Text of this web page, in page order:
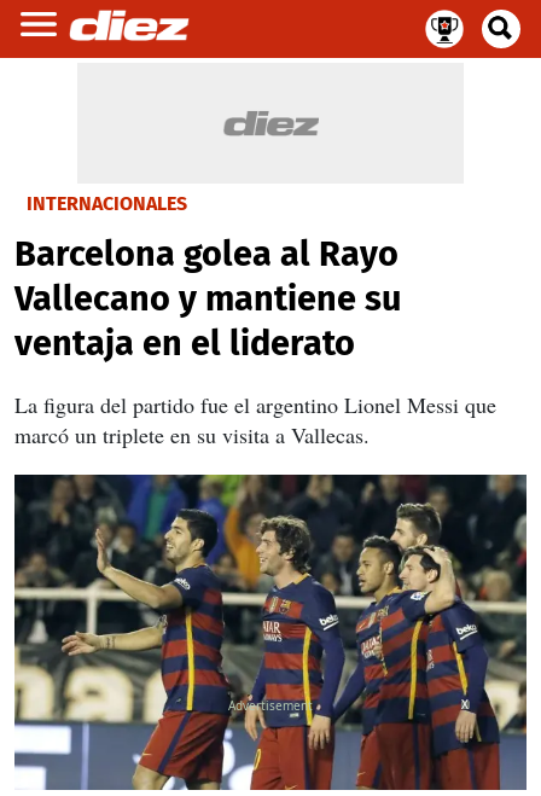
INTERNACIONALES
Barcelona golea al Rayo
Vallecano y mantiene su
ventaja en el liderato
La figura del partido fue el argentino Lionel Messi que
marcó un triplete en su visita a Vallecas.
X